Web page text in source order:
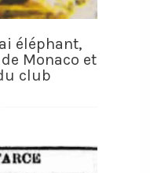
éléphant,
Monaco et
club